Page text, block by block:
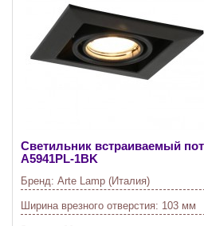
Светильник встраиваемый
A5941PL-1BK
Бренд: Arte Lamp (Италия)
Ширина врезного отверстия: 103 мм